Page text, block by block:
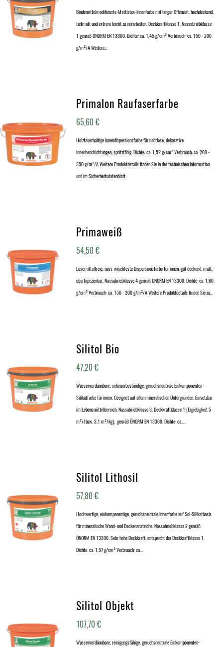
Bindemittelmodifizierte-Mattlatex-Innenfarbe mit langer Offenzeit, hochdeckend,
tiefmatt und extrem leicht zu verarbeiten. Deckkraftklasse 1, Nassabriebklasse
1 gemäß ÖNORM EN 13300. Dichte: ca. 1,45 g/cm³ Verbrauch: ca. 150 - 200
g/m²/A Weitere…
Primalon Raufaserfarbe
65,60€
Holzfaserhaltige Innendispersionsfarbe für nahtlose, dekorative
Innenbeschichtungen, spritzfähig. Dichte: ca. 1,52 g/cm³ Verbrauch: ca. 200 -
350 g/m²/A Weitere Produktdetails finden Sie in der technischen Information
und im Sicherheitsdatenblatt.
Primaweiß
54,50€
Lösemittelfreie, nass-wischfeste Dispersionsfarbe für innen, gut deckend, matt,
übertapezierbar. Nassabriebklasse 4 gemäß ÖNORM EN 13300. Dichte: ca. 1,60
g/cm³ Verbrauch: ca. 150 - 200 g/m²/A Weitere Produktdetails finden Sie in…
Silitol Bio
47,20€
Wasserverdünnbare, scheuerbeständige, geruchsneutrale Einkomponenten-
Silikatfarbe für innen. Geeignet auf allen mineralischen Untergründen. Einsetzbar
im Lebensmittelbereich. Nassabriebklasse 3, Deckkraftklasse 1 (Ergiebigkeit 5
m²/l bzw. 3,1 m²/kg), gemäß ÖNORM EN 13300. Dichte: ca.…
Silitol Lithosil
57,80€
Hochwertige, einkomponentige, geruchsneutrale Innenfarbe auf Sol-Silikatbasis
für mineralische Wand- und Deckenanstriche. Nassabriebklasse 2 gemäß
ÖNORM EN 13300. Sehr hohe Deckkraft, entspricht der Deckkraftklasse 1.
Dichte: ca. 1,57 g/cm³ Verbrauch: ca.…
Silitol Objekt
107,70€
Wasserverdünnbare, reinigungsfähige, geruchsneutrale Einkomponenten-